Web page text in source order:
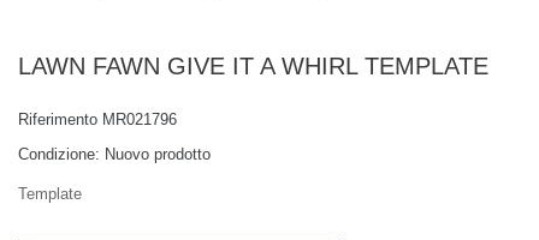
LAWN FAWN GIVE IT A WHIRL TEMPLATE
Riferimento MR021796
Condizione: Nuovo prodotto
Template